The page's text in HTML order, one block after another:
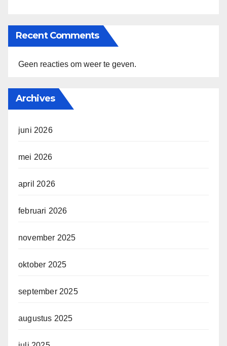
Recent Comments
Geen reacties om weer te geven.
Archives
juni 2026
mei 2026
april 2026
februari 2026
november 2025
oktober 2025
september 2025
augustus 2025